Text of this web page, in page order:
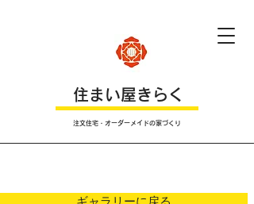
​住まい屋きらく
注文住宅・オーダーメイドの家づくり
ギャラリーに戻る